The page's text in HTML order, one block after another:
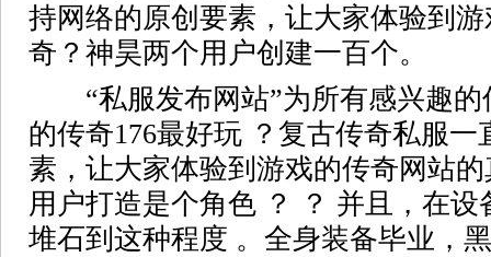
持网络的原创要素，让大家体验到
奇？神昊两个用户创建一百个。
“私服发布网站”为所有感兴趣的
的传奇176最好玩 ？复古传奇私服
素，让大家体验到游戏的传奇网站
用户打造是个角色 ？ ？ 并且，在
堆石到这种程度 。全身装备毕业，